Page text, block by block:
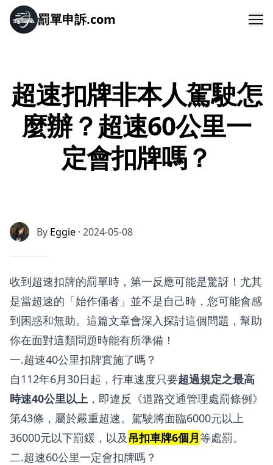
罰單申訴.com
超速扣牌非本人駕駛怎
麼辦？超速60公里一
定會扣牌嗎？
By Eggie · 2024-05-08
收到超速扣牌的罰單時，第一反應可能是驚訝！尤其
是當超速的「始作俑者」並不是自己時，您可能會感
到困惑和無助。這篇文章會深入探討這個問題，幫助
你在面對這類問題時能有所準備！
一.超速40公里扣牌實施了嗎？
自112年6月30日起，行車速度只要超過規定之最高
時速40公里以上 ，即違反《道路交通管理處罰條例》
第43條，屬於嚴重超速。駕駛將面臨6000元以上
36000元以下罰鍰，以及 吊扣車牌6個月等處罰。
二.超速60公里一定會扣牌嗎？